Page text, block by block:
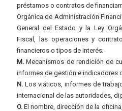
préstamos o contratos de
Orgánica de Administración
General del Estado y la Ley
Fiscal, las operaciones y
financieros o tipos de interés;
M. Mecanismos de rendición de
informes de gestión e indicadores
N. Los viáticos, informes de
internacional de las autoridades,
O. El nombre, dirección de la